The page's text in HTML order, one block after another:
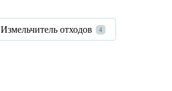
Измельчитель отходов 4